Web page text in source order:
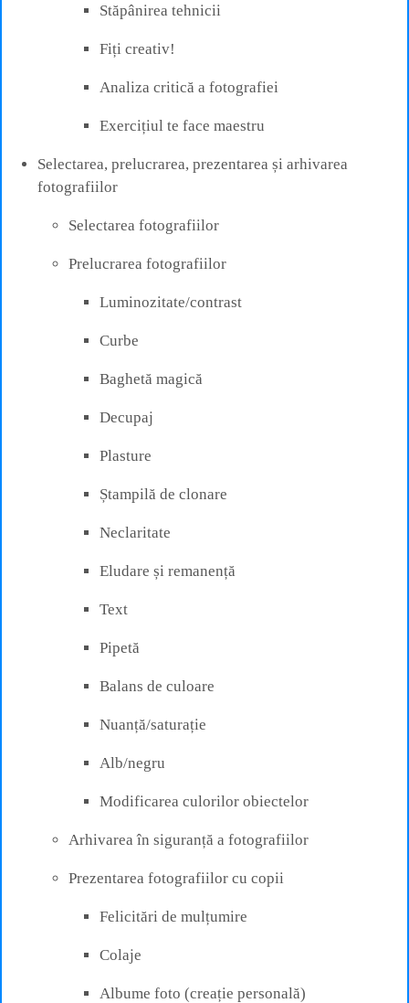
Stăpânirea tehnicii
Fiți creativ!
Analiza critică a fotografiei
Exercițiul te face maestru
Selectarea, prelucrarea, prezentarea și arhivarea
fotografiilor
Selectarea fotografiilor
Prelucrarea fotografiilor
Luminozitate/contrast
Curbe
Baghetă magică
Decupaj
Plasture
Ștampilă de clonare
Neclaritate
Eludare și remanență
Text
Pipetă
Balans de culoare
Nuanță/saturație
Alb/negru
Modificarea culorilor obiectelor
Arhivarea în siguranță a fotografiilor
Prezentarea fotografiilor cu copii
Felicitări de mulțumire
Colaje
Albume foto (creație personală)